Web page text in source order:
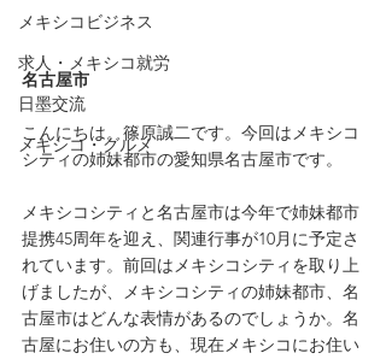
メキシコビジネス
求人・メキシコ就労
日墨交流
メキシコ・グルメ
名古屋市
こんにちは。篠原誠二です。今回はメキシコ
シティの姉妹都市の愛知県名古屋市です。
メキシコシティと名古屋市は今年で姉妹都市
提携45周年を迎え、関連行事が10月に予定さ
れています。前回はメキシコシティを取り上
げましたが、メキシコシティの姉妹都市、名
古屋市はどんな表情があるのでしょうか。名
古屋にお住いの方も、現在メキシコにお住い